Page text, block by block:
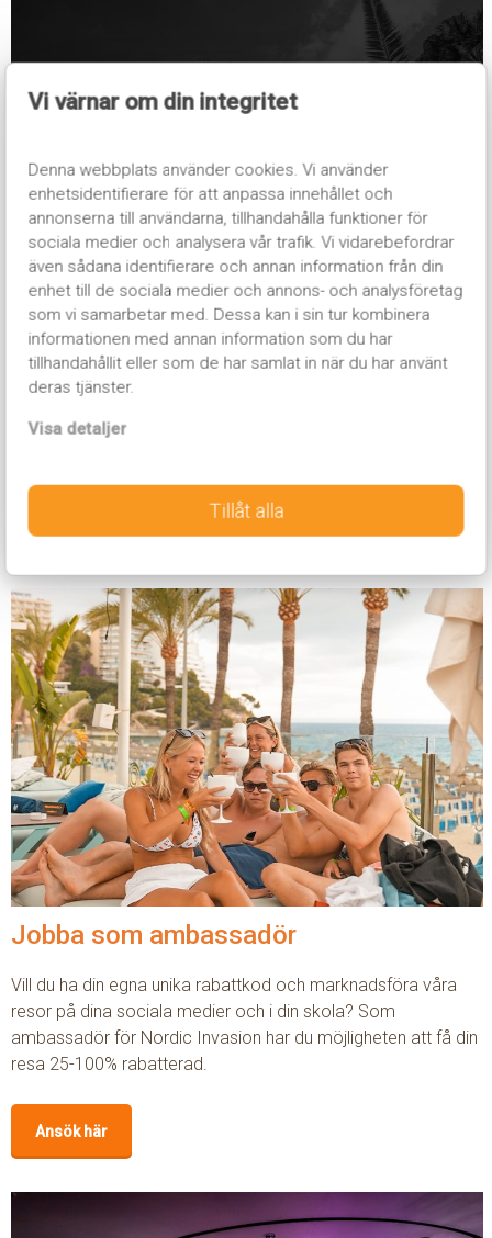
Vi värnar om din integritet
Denna webbplats använder cookies. Vi använder
enhetsidentifierare för att anpassa innehållet och
annonserna till användarna, tillhandahålla funktioner för
sociala medier och analysera vår trafik. Vi vidarebefordrar
även sådana identifierare och annan information från din
enhet till de sociala medier och annons- och analysföretag
som vi samarbetar med. Dessa kan i sin tur kombinera
informationen med annan information som du har
tillhandahållit eller som de har samlat in när du har använt
deras tjänster.
Visa detaljer
Tillåt alla
BlackFriday – Resor fr. 3995:-
Vi har nu startat årets exklusiva Black Friday-kampanj med
massiva rabatter på mängder av resor. I priserna ingår alltid
trygghetspaketet och omtyckta event. Samtliga Nordic
Jobba som ambassadör
Vill du ha din egna unika rabattkod och marknadsföra våra
resor på dina sociala medier och i din skola? Som
ambassadör för Nordic Invasion har du möjligheten att få din
resa 25-100% rabatterad.
Ansök här